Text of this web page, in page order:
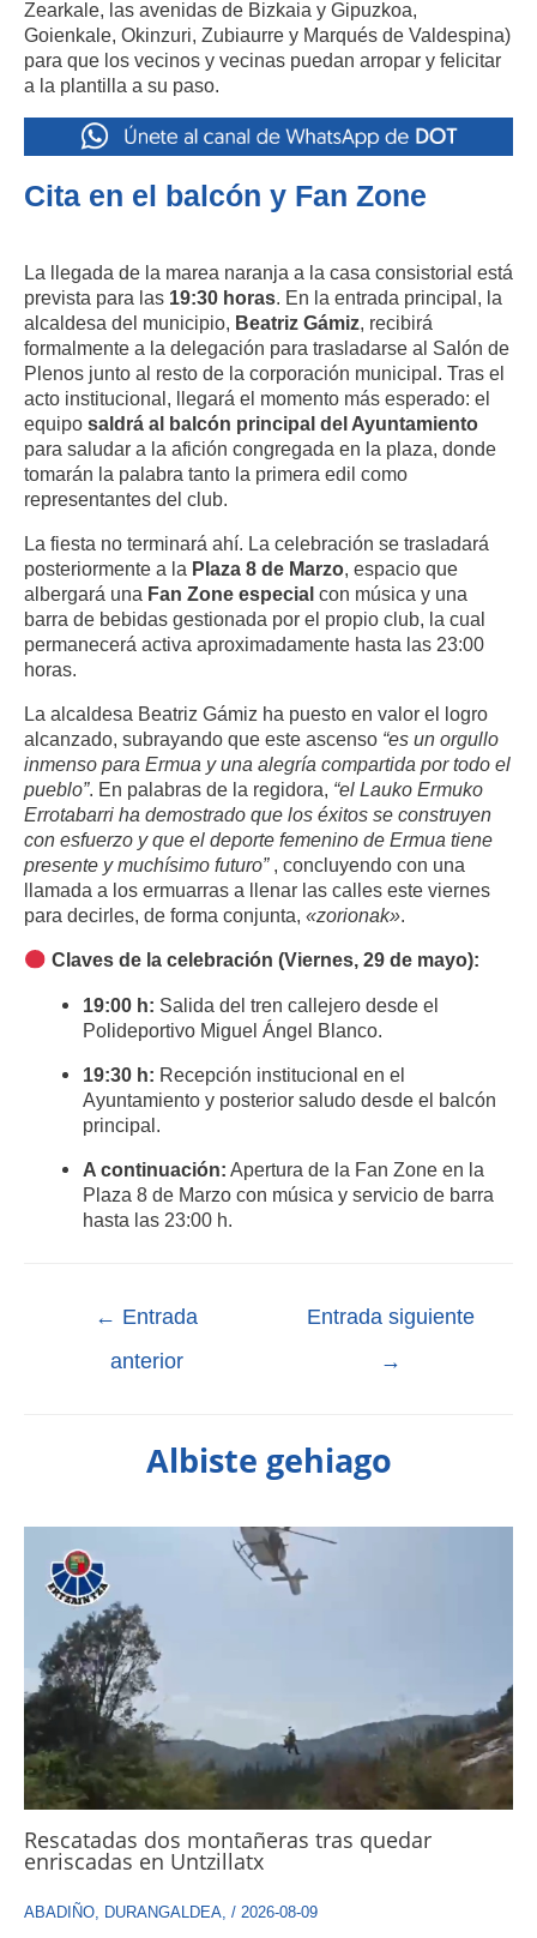
Zearkale, las avenidas de Bizkaia y Gipuzkoa,
Goienkale, Okinzuri, Zubiaurre y Marqués de Valdespina)
para que los vecinos y vecinas puedan arropar y felicitar
a la plantilla a su paso.
Cita en el balcón y Fan Zone
La llegada de la marea naranja a la casa consistorial está
prevista para las 19:30 horas. En la entrada principal, la
alcaldesa del municipio, Beatriz Gámiz, recibirá
formalmente a la delegación para trasladarse al Salón de
Plenos junto al resto de la corporación municipal. Tras el
acto institucional, llegará el momento más esperado: el
equipo saldrá al balcón principal del Ayuntamiento
para saludar a la afición congregada en la plaza, donde
tomarán la palabra tanto la primera edil como
representantes del club.
La fiesta no terminará ahí. La celebración se trasladará
posteriormente a la Plaza 8 de Marzo, espacio que
albergará una Fan Zone especial con música y una
barra de bebidas gestionada por el propio club, la cual
permanecerá activa aproximadamente hasta las 23:00
horas.
La alcaldesa Beatriz Gámiz ha puesto en valor el logro
alcanzado, subrayando que este ascenso “es un orgullo
inmenso para Ermua y una alegría compartida por todo el
pueblo”. En palabras de la regidora, “el Lauko Ermuko
Errotabarri ha demostrado que los éxitos se construyen
con esfuerzo y que el deporte femenino de Ermua tiene
presente y muchísimo futuro” , concluyendo con una
llamada a los ermuarras a llenar las calles este viernes
para decirles, de forma conjunta, «zorionak».
Claves de la celebración (Viernes, 29 de mayo):
19:00 h: Salida del tren callejero desde el
Polideportivo Miguel Ángel Blanco.
19:30 h: Recepción institucional en el
Ayuntamiento y posterior saludo desde el balcón
principal.
A continuación: Apertura de la Fan Zone en la
Plaza 8 de Marzo con música y servicio de barra
hasta las 23:00 h.
← Entrada
anterior
Entrada siguiente
→
Albiste gehiago
Rescatadas dos montañeras tras quedar
enriscadas en Untzillatx
ABADIÑO DURANGALDEA / 2026-08-09